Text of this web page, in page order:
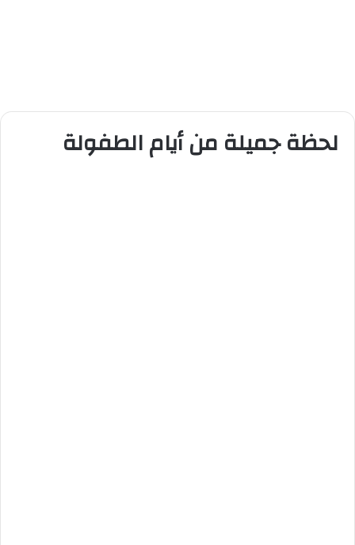
لحظة جميلة من أيام الطفولة